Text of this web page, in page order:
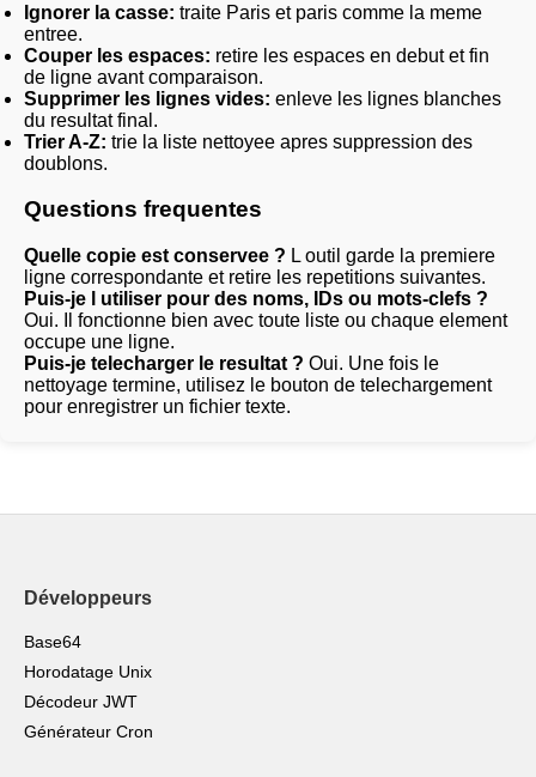
Ignorer la casse: traite Paris et paris comme la meme
entree.
Couper les espaces: retire les espaces en debut et fin
de ligne avant comparaison.
Supprimer les lignes vides: enleve les lignes blanches
du resultat final.
Trier A-Z: trie la liste nettoyee apres suppression des
doublons.
Questions frequentes
Quelle copie est conservee ? L outil garde la premiere
ligne correspondante et retire les repetitions suivantes.
Puis-je l utiliser pour des noms, IDs ou mots-clefs ?
Oui. Il fonctionne bien avec toute liste ou chaque element
occupe une ligne.
Puis-je telecharger le resultat ? Oui. Une fois le
nettoyage termine, utilisez le bouton de telechargement
pour enregistrer un fichier texte.
Développeurs
Base64
Horodatage Unix
Décodeur JWT
Générateur Cron